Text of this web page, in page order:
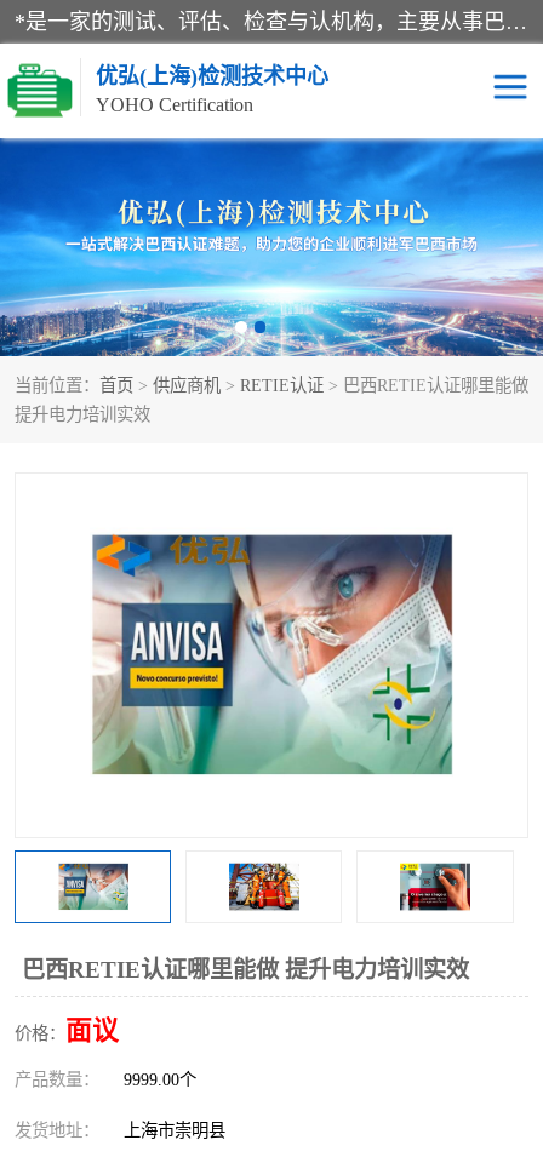
*是一家的测试、评估、检查与认机构，主要从事巴西NR10认证、NR12认证、NR13认证；ANATEL认证、INMTRO认证，欧盟CE认证：MD认证，PED认证，MID认证，ATEX认证，德国蓝色天使认证。
优弘(上海)检测技术中心
YOHO Certification
当前位置： 首页 > 供应商机 > RETIE认证 > 巴西RETIE认证哪里能做
提升电力培训实效
巴西RETIE认证哪里能做 提升电力培训实效
价格： 面议
产品数量： 9999.00个
发货地址： 上海市崇明县
RECYCLASS认证 NR10认证
NR12认证 NR13认证
ART认证 巴西NR认证
巴西认证 RETIE认证